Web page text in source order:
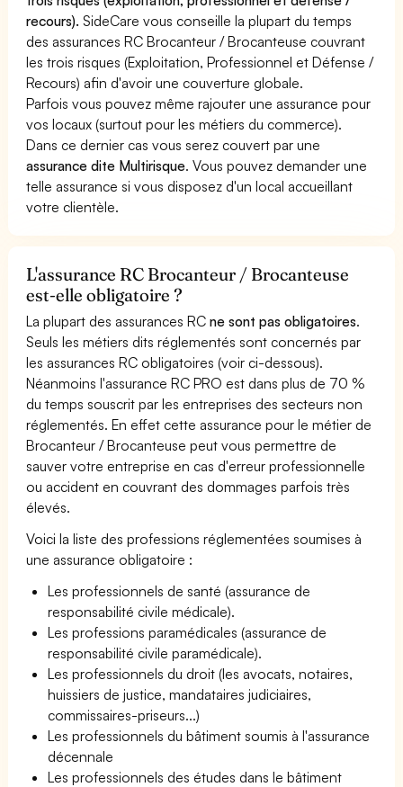
recours). SideCare vous conseille la plupart du temps
des assurances RC Brocanteur / Brocanteuse couvrant
les trois risques (Exploitation, Professionnel et Défense /
Recours) afin d'avoir une couverture globale.
Parfois vous pouvez même rajouter une assurance pour
vos locaux (surtout pour les métiers du commerce).
Dans ce dernier cas vous serez couvert par une
assurance dite Multirisque. Vous pouvez demander une
telle assurance si vous disposez d'un local accueillant
votre clientèle.
L'assurance RC Brocanteur / Brocanteuse
est-elle obligatoire ?
La plupart des assurances RCne sont pas obligatoires.
Seuls les métiers dits réglementés sont concernés par
les assurances RC obligatoires (voir ci-dessous).
Néanmoins l'assurance RC PRO est dans plus de 70 %
du temps souscrit par les entreprises des secteurs non
réglementés. En effet cette assurance pour le métier de
Brocanteur / Brocanteuse peut vous permettre de
sauver votre entreprise en cas d'erreur professionnelle
ou accident en couvrant des dommages parfois très
élevés.
Voici la liste des professions réglementées soumises à
une assurance obligatoire :
Les professionnels de santé (assurance de
responsabilité civile médicale).
Les professions paramédicales (assurance de
responsabilité civile paramédicale).
Les professionnels du droit (les avocats, notaires,
huissiers de justice, mandataires judiciaires,
commissaires-priseurs...)
Les professionnels du bâtiment soumis à l'assurance
décennale
Les professionnels des études dans le bâtiment